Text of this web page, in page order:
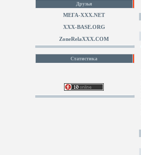
Друзья
МЕГА-ХХХ.NET
XXX-BASE.ORG
ZoneRelaXXX.COM
Статистика